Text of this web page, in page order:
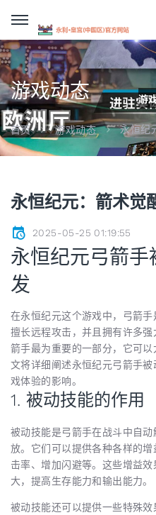
游戏动态
首页 游戏动态 永恒纪
永恒纪元：箭术觉
2025-05-25 01:19:55
永恒纪元弓箭
发
在永恒纪元这个游戏中，弓箭
擅长远程攻击，并且拥有许多
箭手最为重要的一部分，它可
文将详细阐述永恒纪元弓箭手
戏体验的影响。
1. 被动技能的作用
被动技能是弓箭手在战斗中自
放。它们可以提供各种各样的
击率、增加闪避等。这些增益
大，提高生存能力和输出能力。
被动技能还可以提供一些特殊